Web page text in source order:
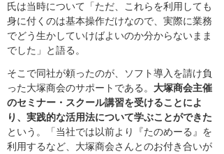
氏は当時について「ただ、これらを利用しても
身に付くのは基本操作だけなので、実際に業務
でどう生かしていけばよいのか分からないまま
でした」と語る。
そこで同社が頼ったのが、ソフト導入を請け負
った大塚商会のサポートである。 大塚商会主催
のセミナー・スクール講習を受けることによ
り、実践的な活用法について学ぶことができた
という。「当社では以前より『たのめーる』を
利用するなど、大塚商会さんとのお付き合いが